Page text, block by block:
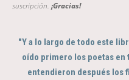
suscripción. ¡Gracias!
"Y a lo largo de todo este
oído primero los poetas en
entendieron después los